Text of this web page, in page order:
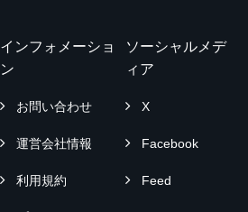
インフォメーショ
ン
お問い合わせ
運営会社情報
利用規約
ソーシャルメデ
ィア
X
Facebook
Feed